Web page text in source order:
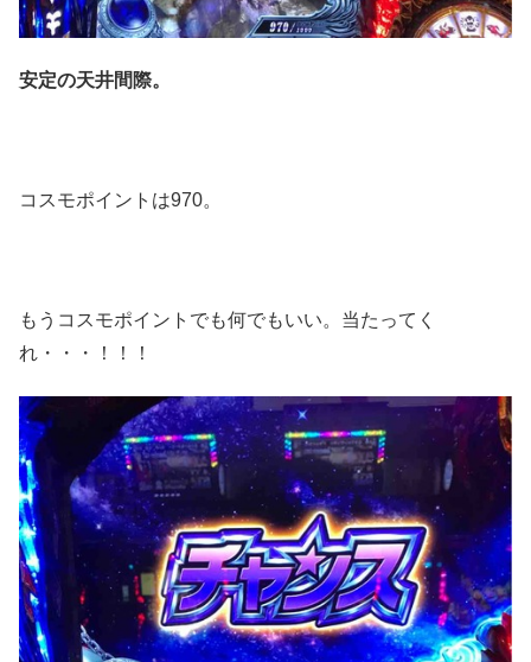
安定の天井間際。
コスモポイントは970。
もうコスモポイントでも何でもいい。当たってく
れ・・・！！！